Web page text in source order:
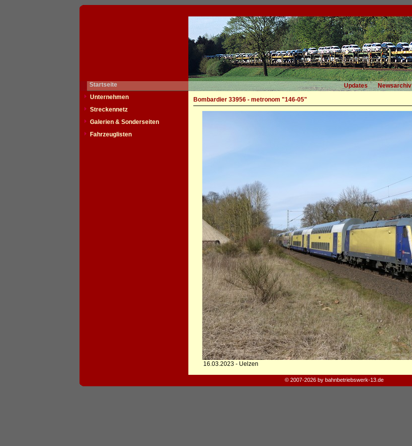
Startseite Updates Newsarchiv
Unternehmen
Streckennetz
Galerien & Sonderseiten
Fahrzeuglisten
Bombardier 33956 - metronom "146-05"
16.03.2023 - Uelzen
© 2007-2026 by bahnbetriebswerk-13.de